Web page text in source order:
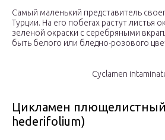
Самый маленький представитель
Турции. На его побегах растут листья
зеленой окраски с серебряными
быть белого или бледно-розового
Cyclamen
Циклaмeн плющeлистный
hederifolium)